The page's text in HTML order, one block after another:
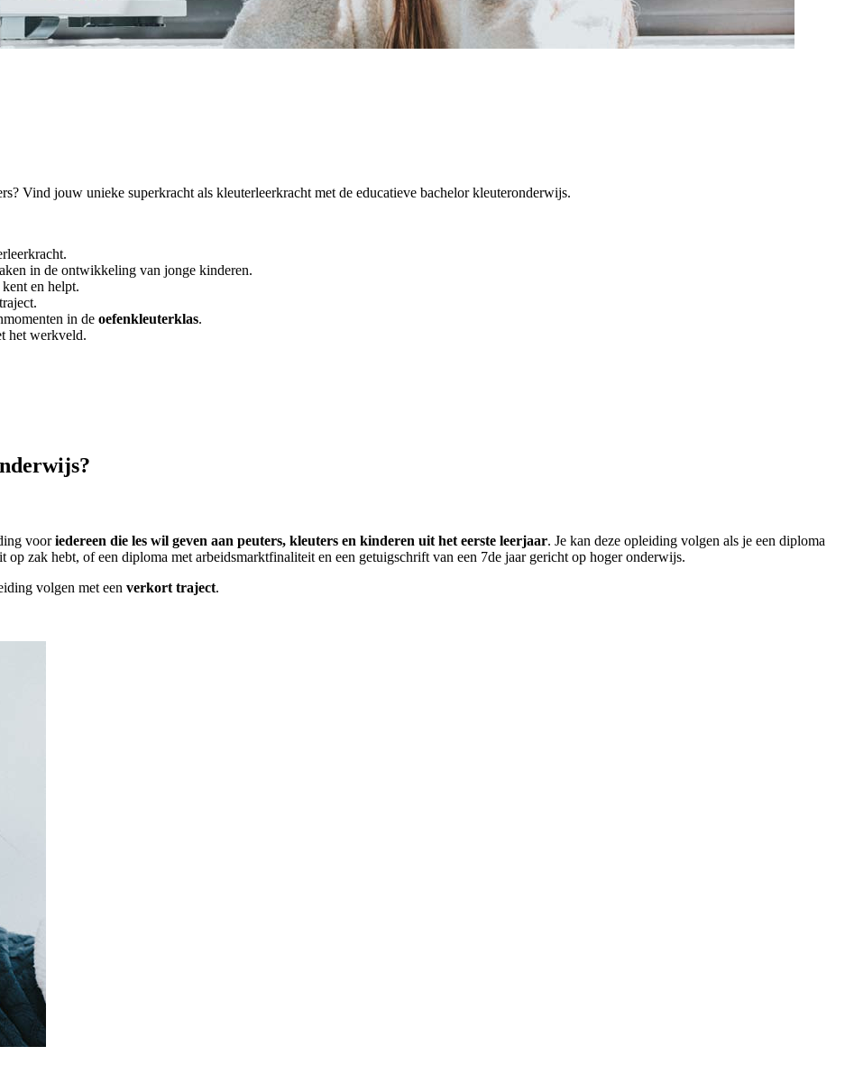
Vind jouw unieke superkracht als kleuterleerkracht met de educatieve bachelor kleuteronderwijs.
in de ontwikkeling van jonge kinderen.
en helpt.
in de oefenkleuterklas.
het werkveld.
vooriedereen die les wil geven aan peuters, kleuters en kinderen uit het eerste leerjaar. Je kan deze opleiding volgen als je een diploma
zak hebt, of een diploma met arbeidsmarktfinaliteit en een getuigschrift van een 7de jaar gericht op hoger onderwijs.
volgen met een verkort traject.